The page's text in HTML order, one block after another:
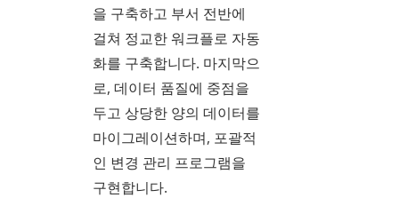
을 구축하고 부서 전반에
걸쳐 정교한 워크플로 자동
화를 구축합니다. 마지막으
로, 데이터 품질에 중점을
두고 상당한 양의 데이터를
마이그레이션하며, 포괄적
인 변경 관리 프로그램을
구현합니다.